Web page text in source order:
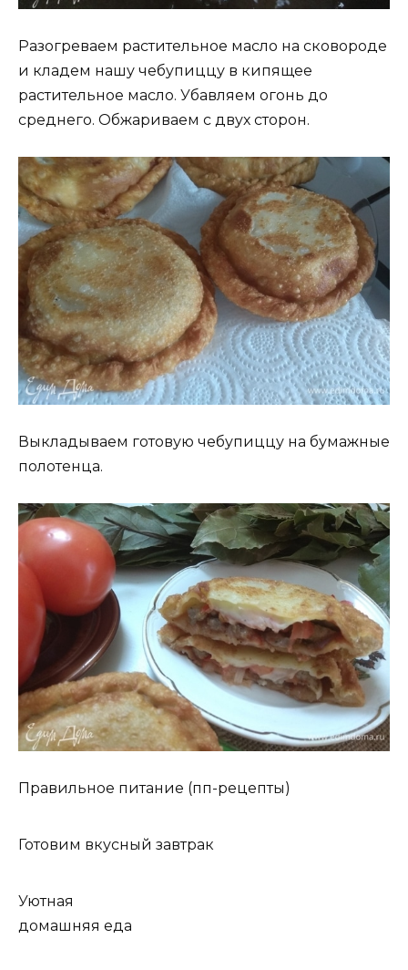
Разогреваем растительное масло на сковороде
и кладем нашу чебупиццу в кипящее
растительное масло. Убавляем огонь до
среднего. Обжариваем с двух сторон.
Выкладываем готовую чебупиццу на бумажные
полотенца.
Правильное питание (пп-рецепты)
Готовим вкусный завтрак
Уютная
домашняя еда